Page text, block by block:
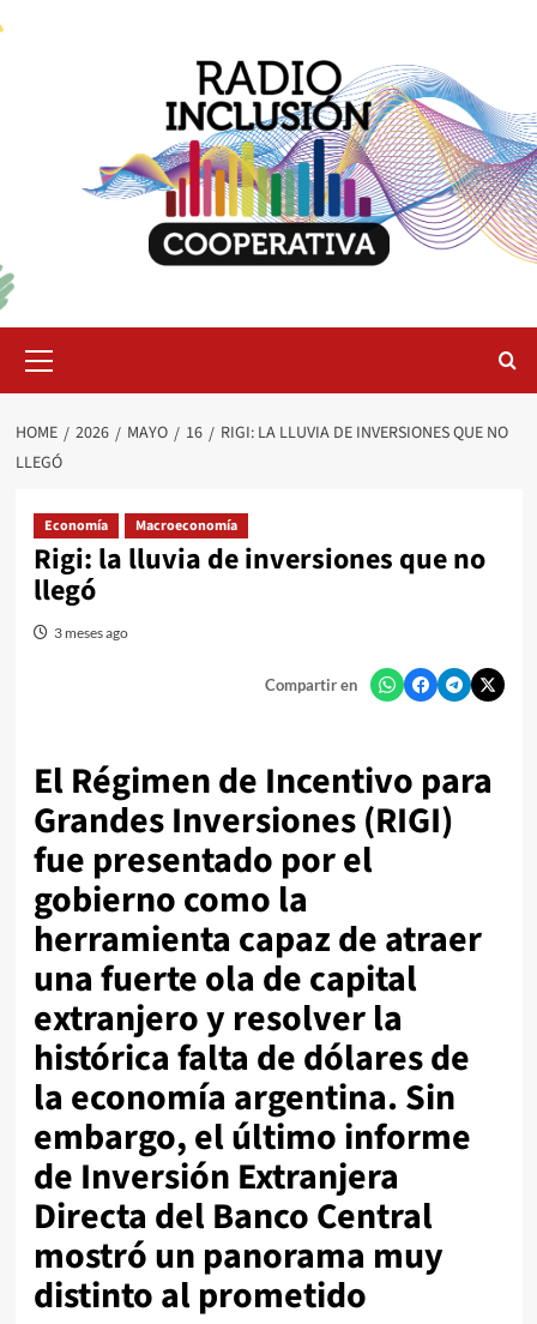
Menu
HOME 2026 MAYO 16
RIGI: LA LLUVIA DE INVERSIONES QUE NO
LLEGÓ
Economía Macroeconomía
Rigi: la lluvia de inversiones que no
llegó
3 meses ago
Compartir en
El Régimen de Incentivo para
Grandes Inversiones (RIGI)
fue presentado por el
gobierno como la
herramienta capaz de atraer
una fuerte ola de capital
extranjero y resolver la
histórica falta de dólares de
la economía argentina. Sin
embargo, el último informe
de Inversión Extranjera
Directa del Banco Central
mostró un panorama muy
distinto al prometido